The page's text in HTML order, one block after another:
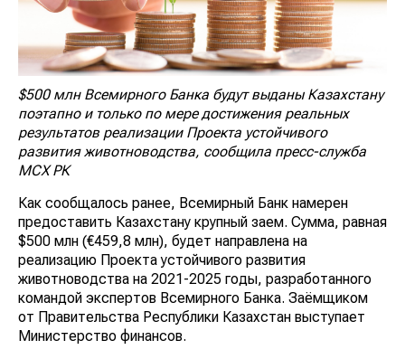
$500 млн Всемирного Банка будут выданы Казахстану
поэтапно и только по мере достижения реальных
результатов реализации Проекта устойчивого
развития животноводства, сообщила пресс-служба
МСХ РК
Как сообщалось ранее, Всемирный Банк намерен
предоставить Казахстану крупный заем. Сумма, равная
$500 млн (€459,8 млн), будет направлена на
реализацию Проекта устойчивого развития
животноводства на 2021-2025 годы, разработанного
командой экспертов Всемирного Банка. Заёмщиком
от Правительства Республики Казахстан выступает
Министерство финансов.